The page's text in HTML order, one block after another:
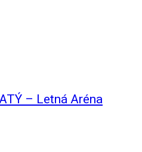
– Letná Aréna